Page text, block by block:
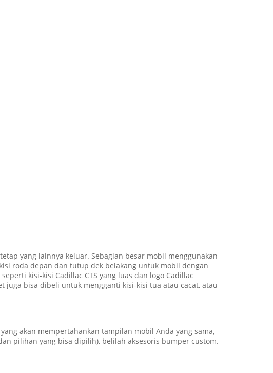
yang lainnya keluar. Sebagian besar mobil menggunakan
roda depan dan tutup dek belakang untuk mobil dengan
kisi-kisi Cadillac CTS yang luas dan logo Cadillac
juga bisa dibeli untuk mengganti kisi-kisi tua atau cacat, atau
akan mempertahankan tampilan mobil Anda yang sama,
pilihan yang bisa dipilih), belilah aksesoris bumper custom.